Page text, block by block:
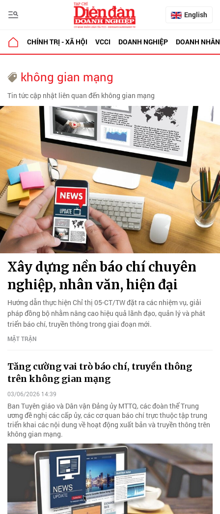
English
CHÍNH TRỊ - XÃ HỘI VCCI DOANH NGHIỆP DOANH NHÂN
không gian mạng
Tin tức cập nhật liên quan đến không gian mạng
Xây dựng nền báo chí chuyên
nghiệp, nhân văn, hiện đại
Hướng dẫn thực hiện Chỉ thị 05-CT/TW đặt ra các nhiệm vụ, giải
pháp đồng bộ nhằm nâng cao hiệu quả lãnh đạo, quản lý và phát
triển báo chí, truyền thông trong giai đoạn mới.
MẶT TRẬN
Tăng cường vai trò báo chí, truyền thông
trên không gian mạng
03/06/2026 14:39
Ban Tuyên giáo và Dân vận Đảng ủy MTTQ, các đoàn thể Trung
ương đề nghị các cấp ủy, các cơ quan báo chí trực thuộc tập trung
triển khai các nội dung về hoạt động xuất bản và truyền thông trên
không gian mạng.